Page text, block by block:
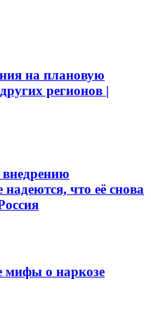
на плановую
регионов |
внедрению
что её снова
мифы о наркозе